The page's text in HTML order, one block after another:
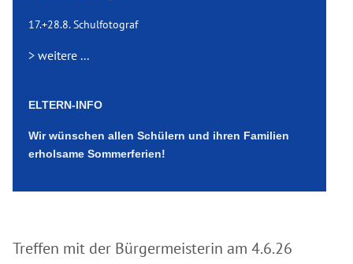
17.+28.8. Schulfotograf
> weitere ...
ELTERN-INFO
Wir wünschen allen Schülern und ihren Familien
erholsame Sommerferien!
Treffen mit der Bürgermeisterin am 4.6.26